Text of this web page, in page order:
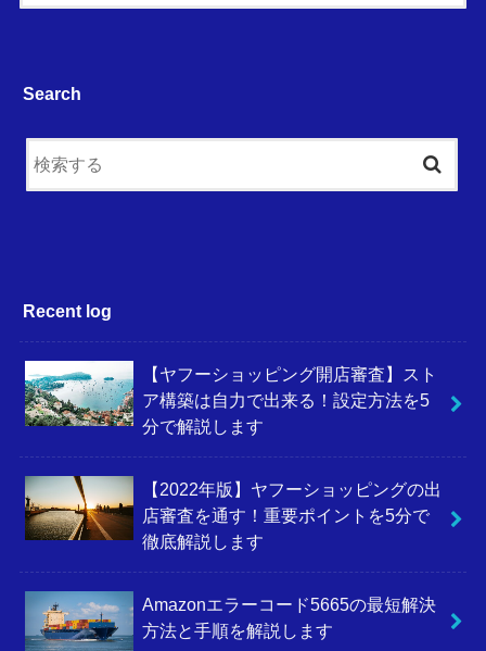
Search
Recent log
【ヤフーショッピング開店審査】スト
ア構築は自力で出来る！設定方法を5
分で解説します
【2022年版】ヤフーショッピングの出
店審査を通す！重要ポイントを5分で
徹底解説します
Amazonエラーコード5665の最短解決
方法と手順を解説します